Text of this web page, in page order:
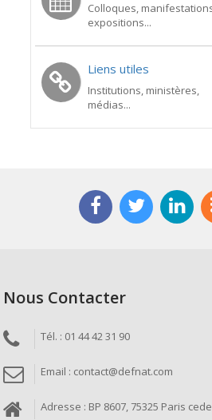
Colloques,
expositions...
Liens utiles
Institutions, ministères,
médias...
Nous Contacter
Tél. : 01 44 42 31 90
Email : contact@defnat.com
Adresse : BP 8607, 75325 Paris